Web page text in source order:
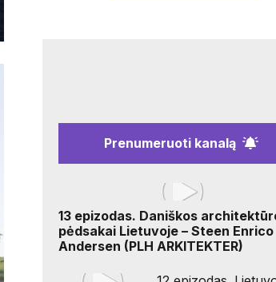
Prenumeruoti kanalą
13 epizodas. Daniškos
pėdsakai Lietuvoje – Steen Enrico
Andersen (PLH ARKITEKTER)